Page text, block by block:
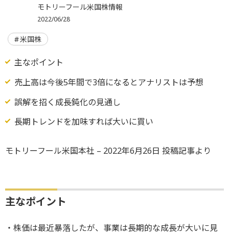
モトリーフール米国株情報
2022/06/28
米国株
主なポイント
売上高は今後5年間で3倍になるとアナリストは予想
誤解を招く成長鈍化の見通し
長期トレンドを加味すれば大いに買い
モトリーフール米国本社 – 2022年6月26日 投稿記事より
主なポイント
・株価は最近暴落したが、事業は長期的な成長が大いに見